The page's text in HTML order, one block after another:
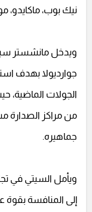
نيك بوب، ماكايدو،
ويدخل مانشستر
جوارديولا بهدف
الجولات الماضية،
من مراكز
جماهيره.
ويأمل السيتي في
إلى المنافسة بقوة